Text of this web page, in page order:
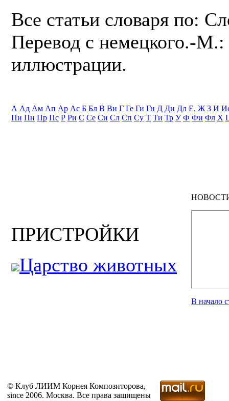
Все статьи словаря по:
Перевод с немецкого.-
иллюстрации.
А Ад Ам Ап Ар Ас Б Бл В Ви Г Ге Ги Гн Д Ди Дл Е, Ж З И
Пи Пн Пр Пс Р Ри С Се Си Сл Сп Су Т Ти Тр У Ф Фи Фл Х
ПРИСТРОЙКИ
Царство животных
В начало
© Клуб ЛИИМ Корнея Композиторова,
since 2006. Москва. Все права защищены